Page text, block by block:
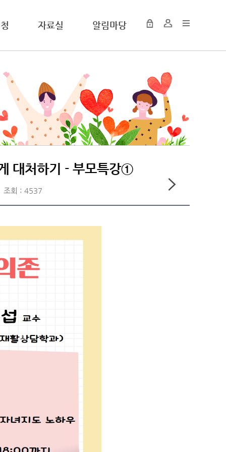
자료실 알림마당
대처하기 - 부모특강①
조회 : 4537